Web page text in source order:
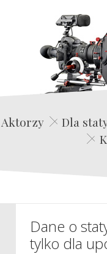
Aktorzy Dla
Dane o
tylko dla